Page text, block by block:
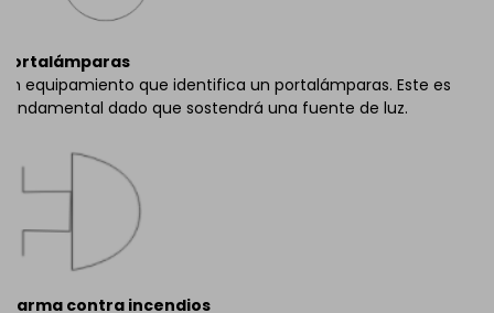
Portalámparas
Un equipamiento que identifica un portalámparas. Este es
fundamental dado que sostendrá una fuente de luz.
Alarma contra incendios